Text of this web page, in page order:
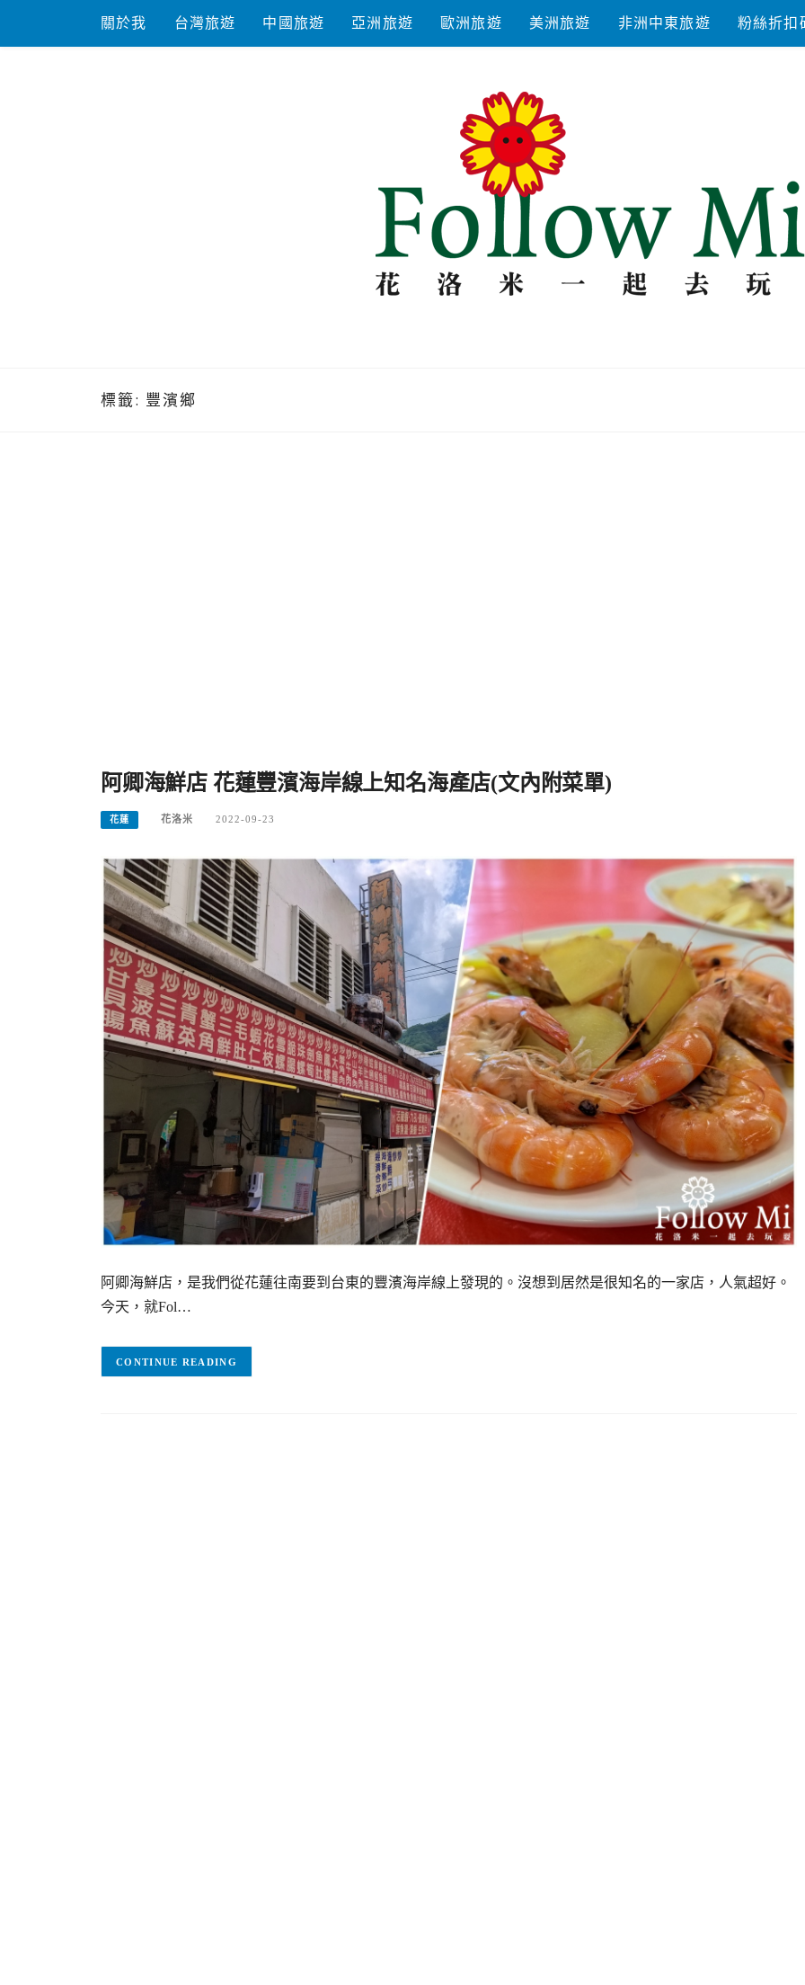
content
關於我 台灣旅遊 中國旅遊 亞洲旅遊 歐洲旅遊 美洲旅遊 非洲中東旅遊 粉絲折扣
標籤: 豐濱鄉
阿卿海鮮店 花蓮豐濱海岸線上知名海產店(文內附菜單)
花蓮 花洛米 2022-09-23
阿卿海鮮店，是我們從花蓮往南要到台東的豐濱海岸線上發現的。沒想到居然是很知名的一家店，人氣超好。
今天，就Fol…
CONTINUE READING